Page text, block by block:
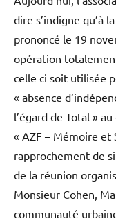
dire s’indigne qu’à
prononcé le 19
opération
celle ci soit utilisée
« absence
l’égard de Total »
« AZF – Mémoire
rapprochement de
de la réunion
Monsieur Cohen,
communauté